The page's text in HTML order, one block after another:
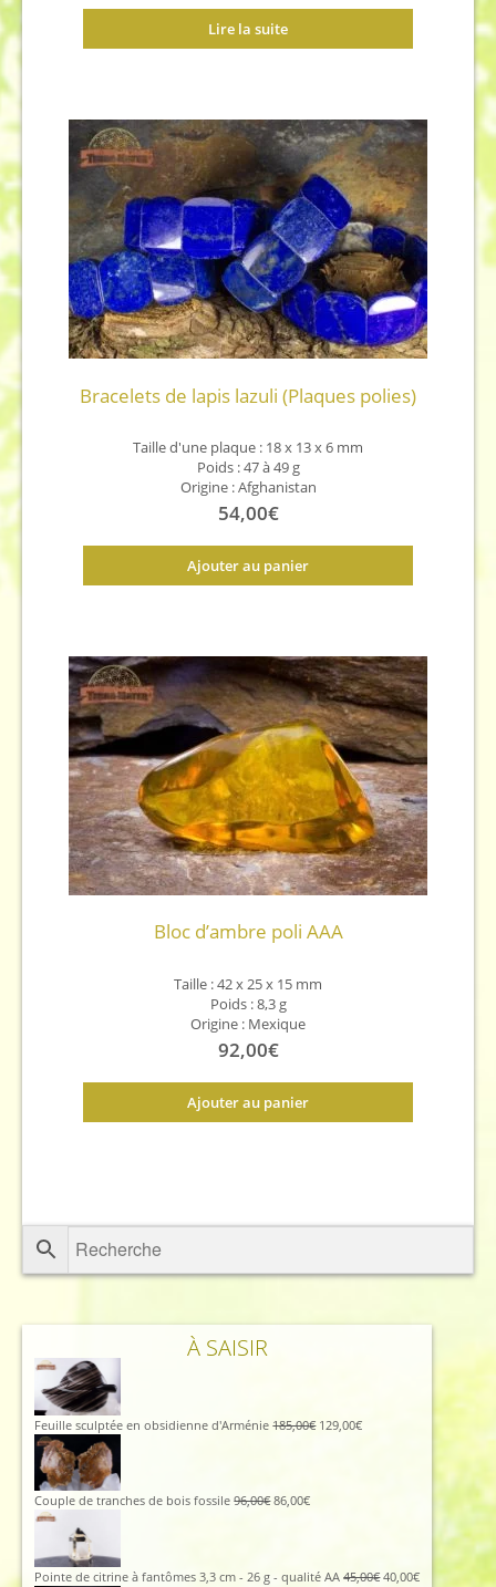
Lire la suite
Bracelets de lapis lazuli (Plaques polies)
Taille d'une plaque : 18 x 13 x 6 mm
Poids : 47 à 49 g
Origine : Afghanistan
54,00€
Ajouter au panier
Bloc d’ambre poli AAA
Taille : 42 x 25 x 15 mm
Poids : 8,3 g
Origine : Mexique
92,00€
Ajouter au panier
À SAISIR
Feuille sculptée en obsidienne d'Arménie 185,00€ Le
129,00€Le
Couple de tranches de bois fossile 96,00€Le
96,00€.
86,00€Le
86,00€.
Pointe de citrine à fantômes 3,3 cm - 26 g - qualité AA 45,00€Le
40,00€Le